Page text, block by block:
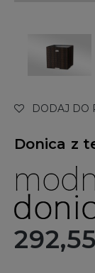
DODAJ DO
Donica z